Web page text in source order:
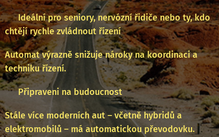
✅ Ideální pro seniory, nervózní řidiče nebo ty, kdo
chtějí rychle zvládnout řízení
Automat výrazně snižuje nároky na koordinaci a
techniku řízení.
✅ Připraveni na budoucnost
Stále více moderních aut – včetně hybridů a
elektromobilů – má automatickou převodovku.